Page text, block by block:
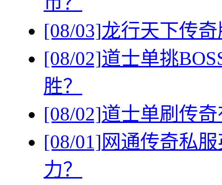
[08/03]龙行天下传
[08/02]道士单挑
胜？
[08/02]道士单刷传
[08/01]网通传奇私
力？